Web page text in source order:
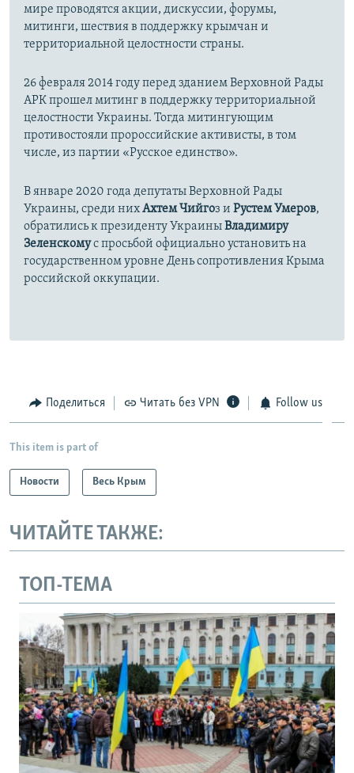
мире проводятся акции, дискуссии, форумы,
митинги, шествия в поддержку крымчан и
территориальной целостности страны.
26 февраля 2014 году перед зданием Верховной Рады
АРК прошел митинг в поддержку территориальной
целостности Украины. Тогда митингующим
противостояли пророссийские активисты, в том
числе, из партии «Русское единство».
В январе 2020 года депутаты Верховной Рады
Украины, среди нихАхтем Чийгоз и Рустем Умеров,
обратились к президенту УкраиныВладимиру
Зеленскомус просьбой официально установить на
государственном уровне День сопротивления Крыма
российской оккупации.
Поделиться Читать без VPN Follow us
This item is part of
Новости Весь Крым
ЧИТАЙТЕ ТАКЖЕ:
ТОП-ТЕМА